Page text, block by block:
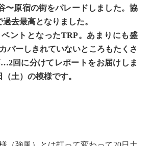
〜原宿の街をパレードしました。協
去最高となりました。
ントとなったTRP。あまりにも盛
バーしきれていないところもたくさ
回に分けてレポートをお届けしま
土）の模様です。